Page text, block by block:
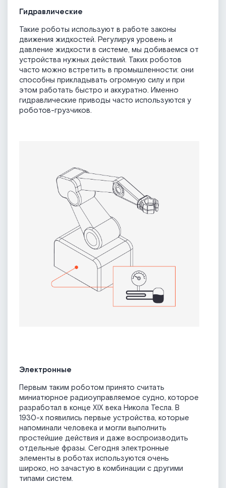
Гидравлические
Такие роботы используют в работе законы
движения жидкостей. Регулируя уровень и
давление жидкости в системе, мы добиваемся от
устройства нужных действий. Таких роботов
часто можно встретить в промышленности: они
способны прикладывать огромную силу и при
этом работать быстро и аккуратно. Именно
гидравлические приводы часто используются у
роботов-грузчиков.
Электронные
Первым таким роботом принято считать
миниатюрное радиоуправляемое судно, которое
разработал в конце XIX века Никола Тесла. В
1930-х появились первые устройства, которые
напоминали человека и могли выполнить
простейшие действия и даже воспроизводить
отдельные фразы. Сегодня электронные
элементы в роботах используются очень
широко, но зачастую в комбинации с другими
типами систем.